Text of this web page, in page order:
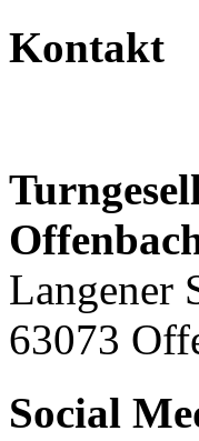
Kontakt
Langener
63073
Social